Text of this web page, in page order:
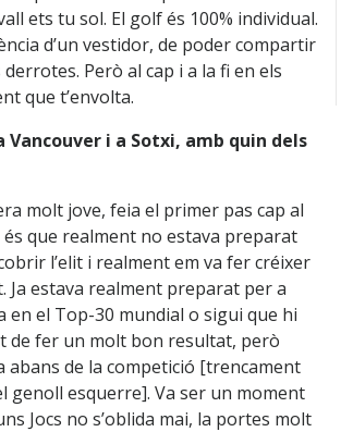
ets tu sol. El golf és 100% individual.
d’un vestidor, de poder compartir
Però al cap i a la fi en els
que t’envolta.
Vancouver i a Sotxi, amb quin dels
molt jove, feia el primer pas cap al
que realment no estava preparat
l’elit i realment em va fer créixer
Ja estava realment preparat per a
en el Top-30 mundial o sigui que hi
de fer un molt bon resultat, però
de la competició [trencament
esquerre]. Va ser un moment
Jocs no s’oblida mai, la portes molt